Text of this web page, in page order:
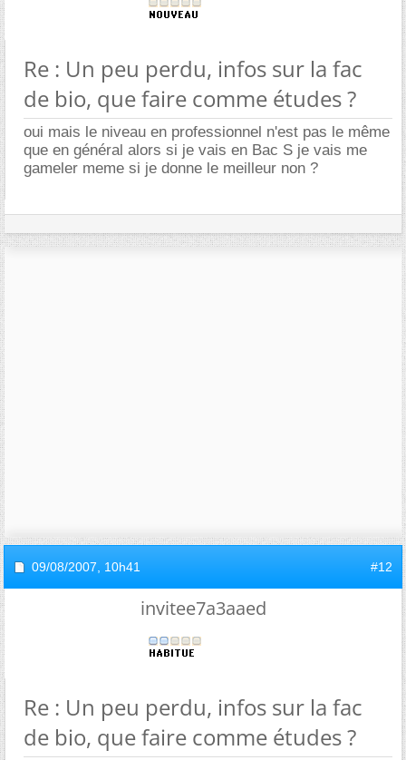
Re : Un peu perdu, infos sur la fac
de bio, que faire comme études ?
oui mais le niveau en professionnel n'est pas le même
que en général alors si je vais en Bac S je vais me
gameler meme si je donne le meilleur non ?
09/08/2007, 10h41 #12
invitee7a3aaed
Re : Un peu perdu, infos sur la fac
de bio, que faire comme études ?